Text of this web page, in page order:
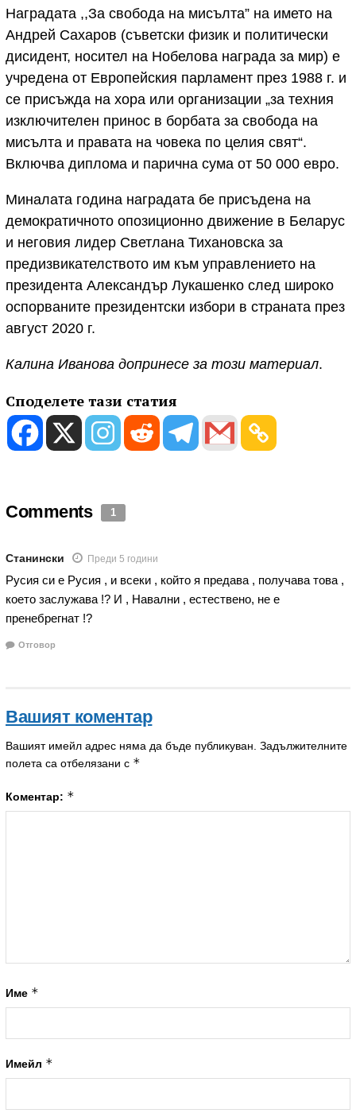
Наградата ,,За свобода на мисълта” на името на
Андрей Сахаров (съветски физик и политически
дисидент, носител на Нобелова награда за мир) е
учредена от Европейския парламент през 1988 г. и
се присъжда на хора или организации „за техния
изключителен принос в борбата за свобода на
мисълта и правата на човека по целия свят“.
Включва диплома и парична сума от 50 000 евро.
Миналата година наградата бе присъдена на
демократичното опозиционно движение в Беларус
и неговия лидер Светлана Тихановска за
предизвикателството им към управлението на
президента Александър Лукашенко след широко
оспорваните президентски избори в страната през
август 2020 г.
Калина Иванова допринесе за този материал.
Споделете тази статия
Comments 1
Станински Преди 5 години
Русия си е Русия , и всеки , който я предава , получава това ,
което заслужава !? И , Навални , естествено, не е
пренебрегнат !?
Отговор
Вашият коментар
Вашият имейл адрес няма да бъде публикуван. Задължителните
полета са отбелязани с *
Коментар: *
Име *
Имейл *